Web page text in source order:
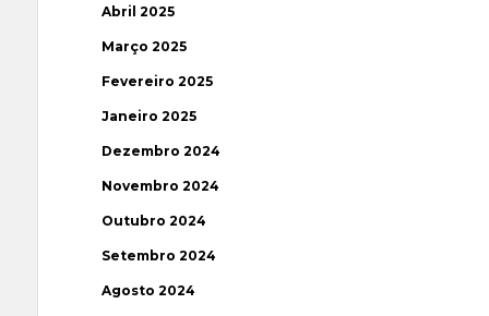
Abril 2025
Março 2025
Fevereiro 2025
Janeiro 2025
Dezembro 2024
Novembro 2024
Outubro 2024
Setembro 2024
Agosto 2024